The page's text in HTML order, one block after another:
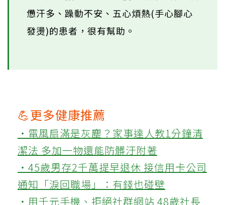
憊汗多、躁動不安、五心煩熱(手心腳心
發燙)的患者，很有幫助。
💪更多健康推薦
‧電風扇滿是灰塵？家事達人教1分鐘清
潔法 多加一物還能防髒汙附著
‧45歲男存2千萬提早退休 接信用卡公司
通知「淚回職場」：有錢也碰壁
‧用千元手機、拒絕社群網站 48歲社長